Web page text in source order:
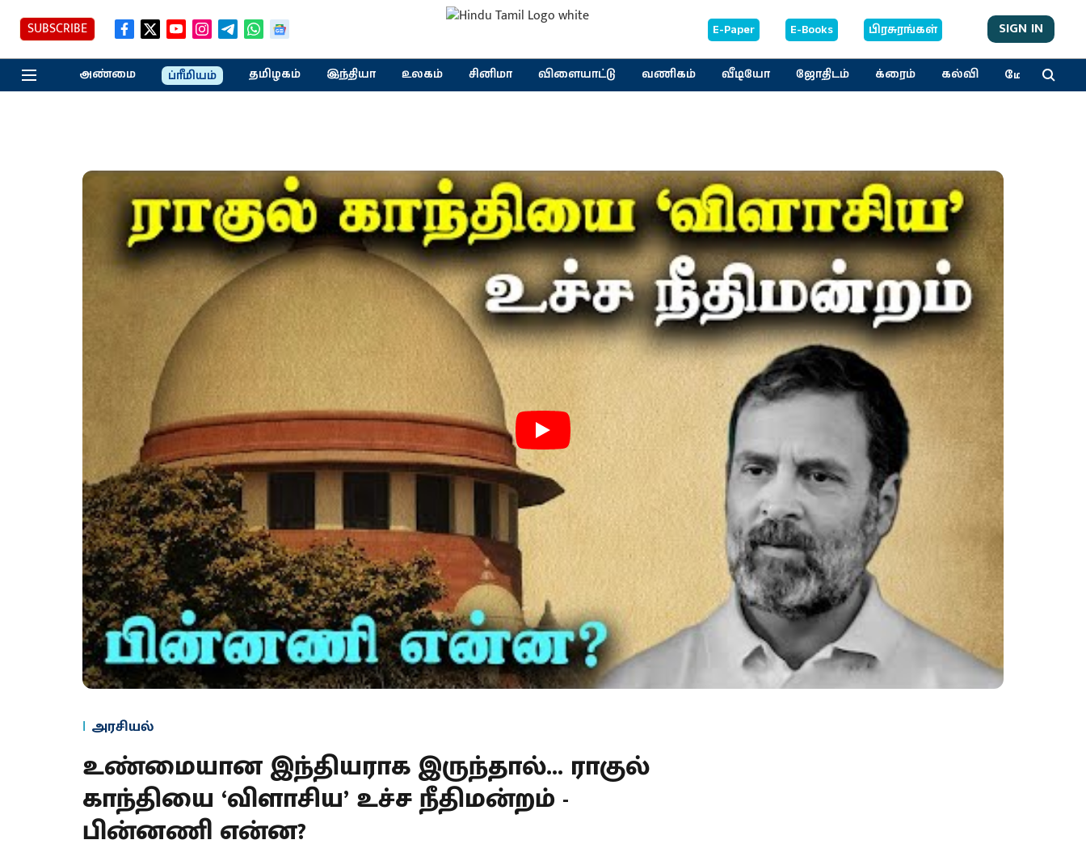
SUBSCRIBE E-Paper E-Books பிரசுரங்கள் SIGN IN
அண்மை ப்ரீமியம் தமிழகம் இந்தியா உலகம் சினிமா விளையாட்டு வணிகம் வீடியோ ஜோதிடம் க்ரைம் கல்வி மேலும்
அரசியல்
உண்மையான இந்தியராக இருந்தால்... ராகுல்
காந்தியை ‘விளாசிய’ உச்ச நீதிமன்றம் -
பின்னணி என்ன?